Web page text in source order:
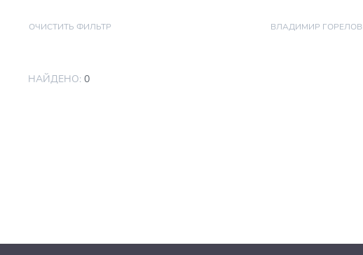
ОЧИСТИТЬ ФИЛЬТР ВЛАДИМИР ГОРЕЛОВ
НАЙДЕНО: 0